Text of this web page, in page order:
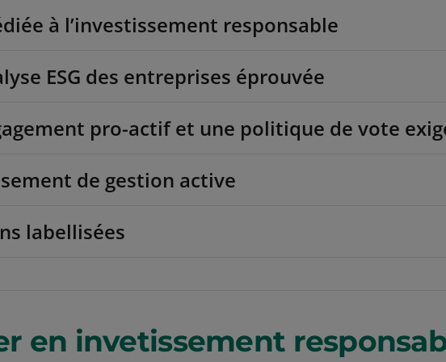
à l’investissement responsable
ESG des entreprises éprouvée
pro-actif et une politique de vote
de gestion active
labellisées
en invetissement